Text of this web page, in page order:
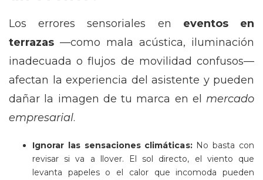
Los errores sensoriales en eventos en
terrazas —como mala acústica, iluminación
inadecuada o flujos de movilidad confusos—
afectan la experiencia del asistente y pueden
dañar la imagen de tu marca en el mercado
empresarial.
Ignorar las sensaciones climáticas:No basta con
revisar si va a llover. El sol directo, el viento que
levanta papeles o el calor que incomoda pueden